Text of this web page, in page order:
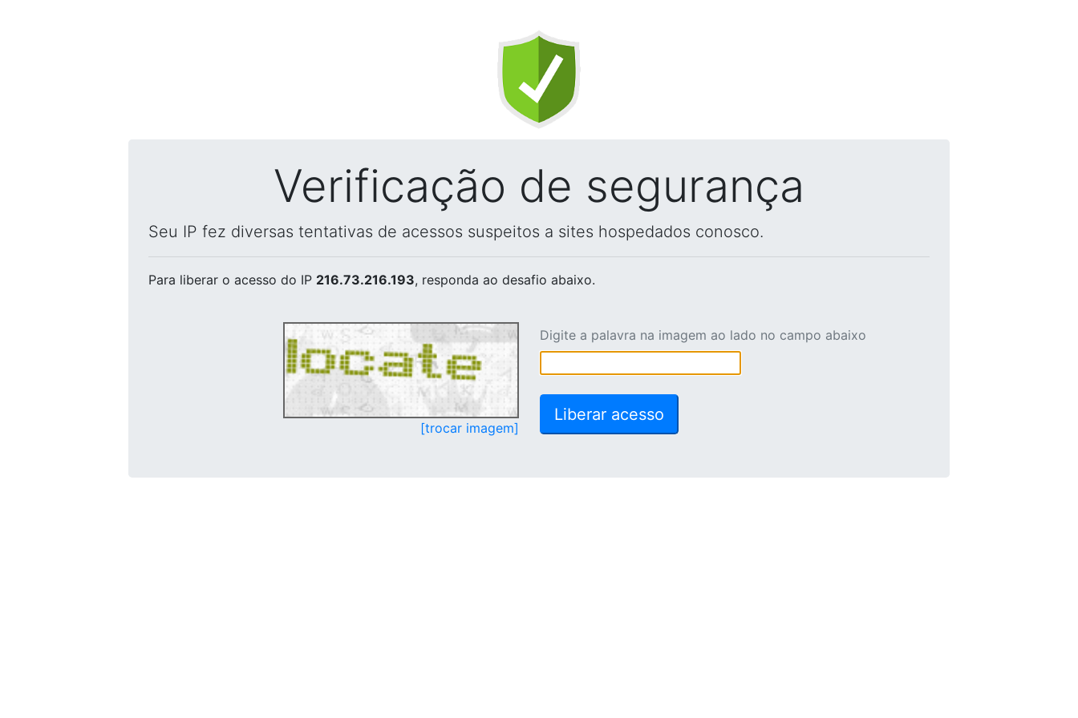
Verificação de segurança
Seu IP fez diversas tentativas de acessos suspeitos a sites hospedados conosco.
Para liberar o acesso do IP 216.73.216.193, responda ao desafio abaixo.
[trocar imagem]
Digite a palavra na imagem ao lado no campo abaixo